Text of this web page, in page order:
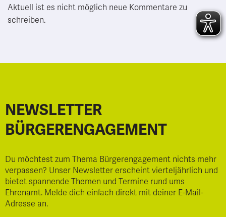
Aktuell ist es nicht möglich neue Kommentare zu
schreiben.
NEWSLETTER
BÜRGERENGAGEMENT
Du möchtest zum Thema Bürgerengagement nichts mehr
verpassen? Unser Newsletter erscheint vierteljährlich und
bietet spannende Themen und Termine rund ums
Ehrenamt. Melde dich einfach direkt mit deiner E-Mail-
Adresse an.